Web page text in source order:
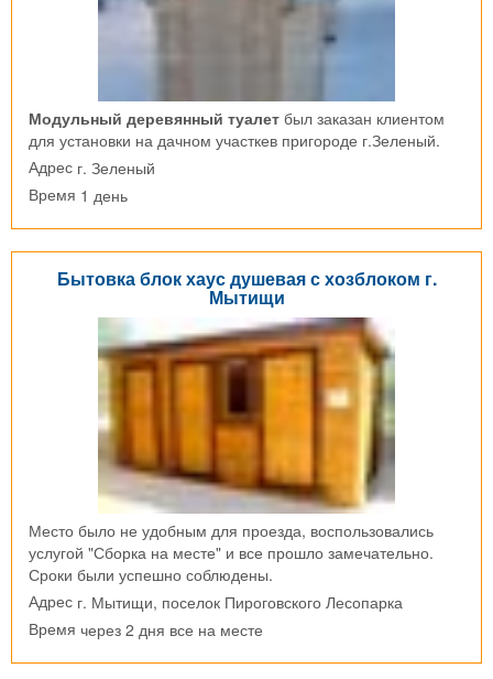
Модульный деревянный туалет был заказан клиентом
для установки на дачном участкев пригороде г.Зеленый.
Адрес г. Зеленый
Время 1 день
Бытовка блок хаус душевая с хозблоком г.
Мытищи
Место было не удобным для проезда, воспользовались
услугой "Сборка на месте" и все прошло замечательно.
Сроки были успешно соблюдены.
Адрес г. Мытищи, поселок Пироговского Лесопарка
Время через 2 дня все на месте